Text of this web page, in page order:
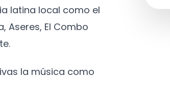
latina local como el
Aseres, El Combo
la música como